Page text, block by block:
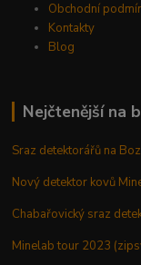
Obchodní
Kontakty
Blog
Nejčtenější na
Sraz detektorářů na
Nový detektor kovů
Chabařovický sraz
Minelab tour 2023